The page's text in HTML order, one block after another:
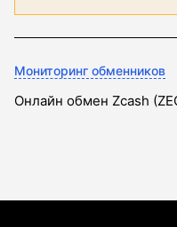
Мониторинг обменников
Онлайн обмен Zcash